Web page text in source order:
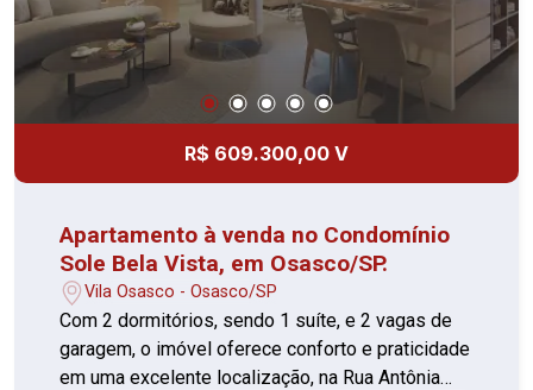
R$ 609.300,00 V
Apartamento à venda no Condomínio
Sole Bela Vista, em Osasco/SP.
Vila Osasco - Osasco/SP
Com 2 dormitórios, sendo 1 suíte, e 2 vagas de
garagem, o imóvel oferece conforto e praticidade
em uma excelente localização, na Rua Antônia